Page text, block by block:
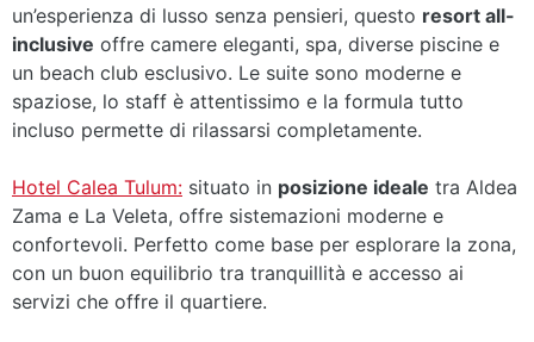
un’esperienza di lusso senza pensieri, questo resort all-
inclusive offre camere eleganti, spa, diverse piscine e
un beach club esclusivo. Le suite sono moderne e
spaziose, lo staff è attentissimo e la formula tutto
incluso permette di rilassarsi completamente.
Hotel Calea Tulum: situato in posizione ideale tra Aldea
Zama e La Veleta, offre sistemazioni moderne e
confortevoli. Perfetto come base per esplorare la zona,
con un buon equilibrio tra tranquillità e accesso ai
servizi che offre il quartiere.